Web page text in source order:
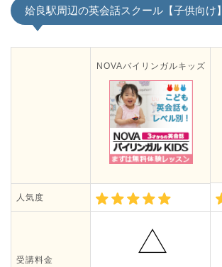
姶良駅周辺の英会話スクール【子供向け】
NOVAバイリンガルキッズ
人気度
受講料金